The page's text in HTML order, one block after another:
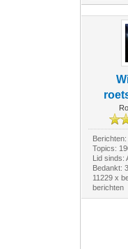
Topics:
Lid sinds:
Bedankt:
11229 x
berichten